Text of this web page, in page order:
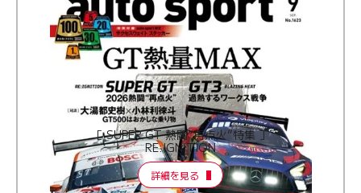
［ SUPER GT 熱闘“再点火”特集 ］
RE:IGNITION
詳細を見る